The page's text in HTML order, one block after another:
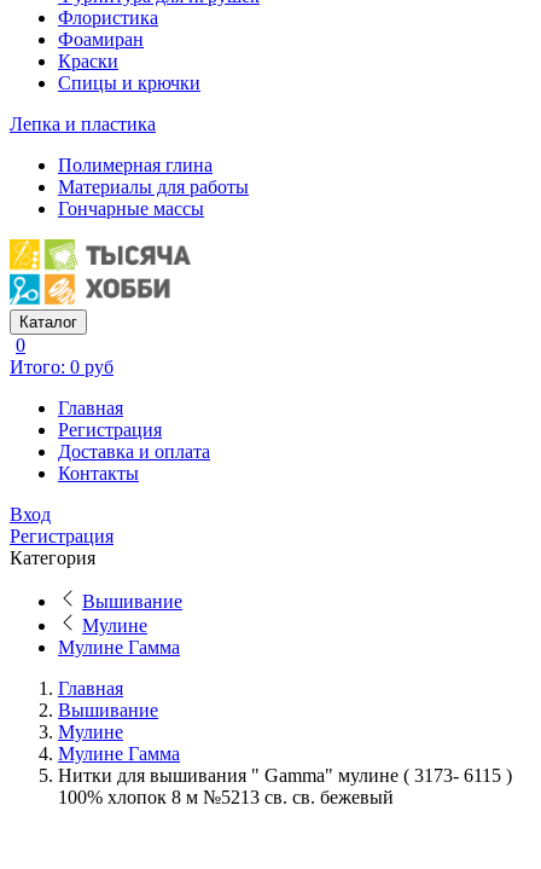
Флористика
Фоамиран
Краски
Спицы и крючки
Лепка и пластика
Полимерная глина
Материалы для работы
Гончарные массы
Каталог
0
Итого: 0 руб
Главная
Регистрация
Доставка и оплата
Контакты
Вход
Регистрация
Категория
Вышивание
Мулине
Мулине Гамма
Главная
Вышивание
Мулине
Мулине Гамма
Нитки для вышивания " Gamma" мулине ( 3173- 6115 )
100% хлопок 8 м №5213 св. св. бежевый